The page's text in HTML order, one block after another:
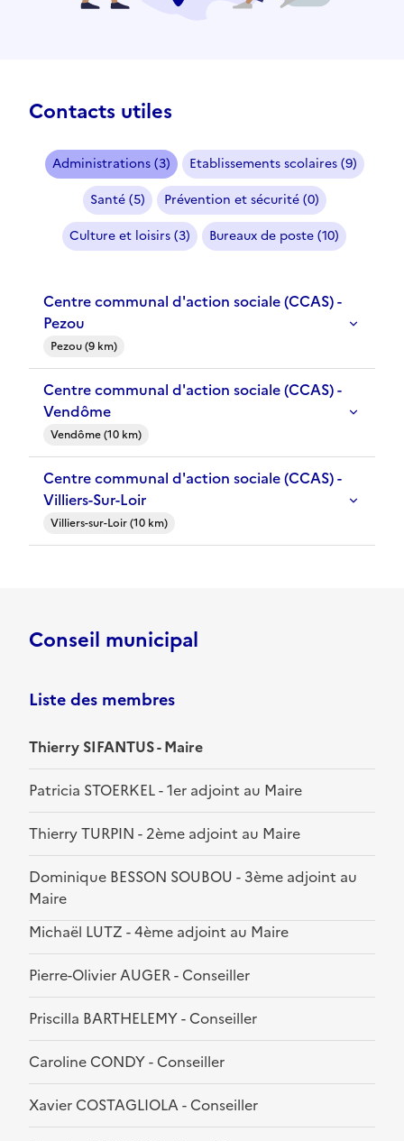
Contacts utiles
Administrations (3)
Etablissements scolaires (9)
Santé (5)
Prévention et sécurité (0)
Culture et loisirs (3)
Bureaux de poste (10)
Centre communal d'action sociale (CCAS) -
Pezou
Pezou (9 km)
Centre communal d'action sociale (CCAS) -
Vendôme
Vendôme (10 km)
Centre communal d'action sociale (CCAS) -
Villiers-Sur-Loir
Villiers-sur-Loir (10 km)
Conseil municipal
Liste des membres
Thierry SIFANTUS - Maire
Patricia STOERKEL - 1er adjoint au Maire
Thierry TURPIN - 2ème adjoint au Maire
Dominique BESSON SOUBOU - 3ème adjoint au
Maire
Michaël LUTZ - 4ème adjoint au Maire
Pierre-Olivier AUGER - Conseiller
Priscilla BARTHELEMY - Conseiller
Caroline CONDY - Conseiller
Xavier COSTAGLIOLA - Conseiller